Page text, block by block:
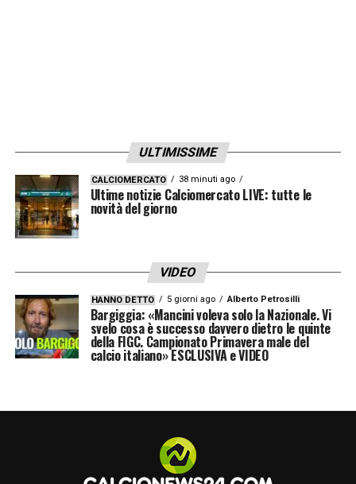
ULTIMISSIME
CALCIOMERCATO 38 minuti ago
Ultime notizie Calciomercato LIVE: tutte le
novità del giorno
VIDEO
HANNO DETTO 5 giorni ago Alberto Petrosilli
Bargiggia: «Mancini voleva solo la Nazionale. Vi
svelo cosa è successo davvero dietro le quinte
della FIGC. Campionato Primavera male del
calcio italiano» ESCLUSIVA e VIDEO